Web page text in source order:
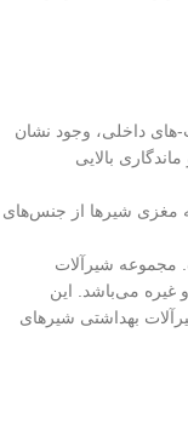
داخلی، وجود نشان
بالایی
مغزی شیرها از جنس‌های
مجموعه شیرآلات
غیره می‌باشد. این
بهداشتی شیرهای